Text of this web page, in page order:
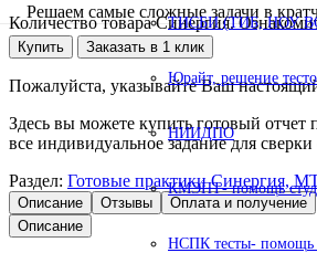
Решаем самые сложные задачи в
ТИСБИ (ТИБ, НОУ
Юрайт, решение
НИИДПО
КМЭПТ- помощь
НСПК тесты- помощь
Количество товара Синергия.
Купить Заказать в 1 клик
Пожалуйста, указывайте Ваш
Здесь вы можете купить готовый
все индивидуальное задание для
Раздел: Готовые практики Синергия,
Описание Отзывы
Оплата и получение
Описание